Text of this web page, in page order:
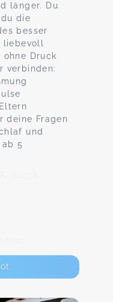
länger. Du
die
besser
Druck
verbinden:
deine Fragen
und
5
61476